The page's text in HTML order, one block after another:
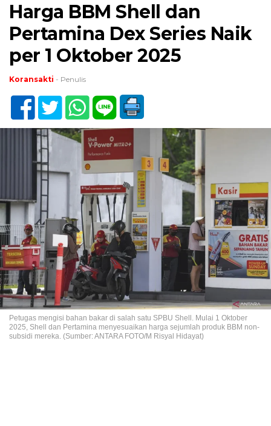
Harga BBM Shell dan
Pertamina Dex Series Naik
per 1 Oktober 2025
Koransakti - Penulis
Petugas mengisi bahan bakar di salah satu SPBU Shell. Mulai 1 Oktober
2025, Shell dan Pertamina menyesuaikan harga sejumlah produk BBM non-
subsidi mereka. (Sumber: ANTARA FOTO/M Risyal Hidayat)